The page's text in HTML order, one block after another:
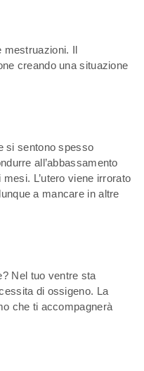
mestruazioni. Il
creando una situazione
si sentono spesso
all’abbassamento
L’utero viene irrorato
a mancare in altre
Nel tuo ventre sta
di ossigeno. La
che ti accompagnerà